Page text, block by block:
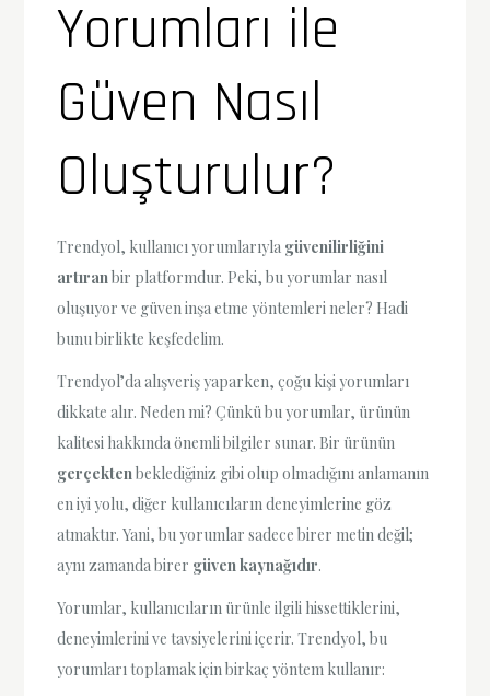
Yorumları ile
Güven Nasıl
Oluşturulur?
Trendyol, kullanıcı yorumlarıyla güvenilirliğini
artıranbir platformdur. Peki, bu yorumlar nasıl
oluşuyor ve güven inşa etme yöntemleri neler? Hadi
bunu birlikte keşfedelim.
Trendyol’da alışveriş yaparken, çoğu kişi yorumları
dikkate alır. Neden mi? Çünkü bu yorumlar, ürünün
kalitesi hakkında önemli bilgiler sunar. Bir ürünün
gerçektenbeklediğiniz gibi olup olmadığını anlamanın
en iyi yolu, diğer kullanıcıların deneyimlerine göz
atmaktır. Yani, bu yorumlar sadece birer metin değil;
aynı zamanda birer güven kaynağıdır.
Yorumlar, kullanıcıların ürünle ilgili hissettiklerini,
deneyimlerini ve tavsiyelerini içerir. Trendyol, bu
yorumları toplamak için birkaç yöntem kullanır: